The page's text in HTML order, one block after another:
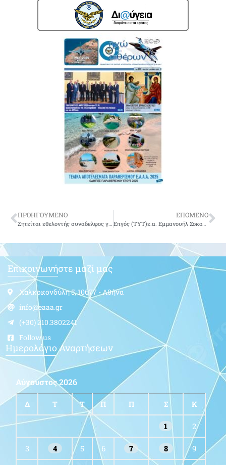
ΠΡΟΗΓΟΥΜΕΝΟ ΕΠΟΜΕΝΟ
Επγός (ΤΥΤ)ε.α. Εμμανουήλ Σοκορέλης του Γεωργίου-δεν είναι πια μαζί μας
Επικοινωνήστε μαζί μας
Χαλκοκονδύλη 5, 10677 - Αθήνα
info@eaaa.gr
(+30) 210.3802241
Follow us
Ημερολόγιο Αναρτήσεων
Αύγουστος 2026
Δ Τ Τ Π Π Σ Κ
1 2
3 4 5 6 7 8 9